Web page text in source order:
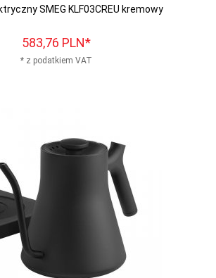
SMEG KLF03CREU kremowy
583,76 PLN*
* z podatkiem VAT